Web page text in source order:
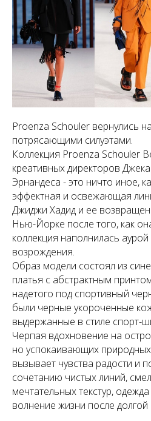
Proenza Schouler вернулись
потрясающими силуэтами.
Коллекция Proenza Schouler
креативных директоров
Эрнандеса - это ничто иное,
эффектная и освежающая
Джиджи Хадид и ее
Нью-Йорке после того, как
коллекция наполнилась
возрождения.
Образ модели состоял из
платья с абстрактным
надетого под спортивный
были черные укороченные
выдержанные в стиле спорт-
Черпая вдохновение на
но успокаивающих
вызывает чувства радости и
сочетанию чистых линий,
мечтательных текстур,
волнение жизни после долгой